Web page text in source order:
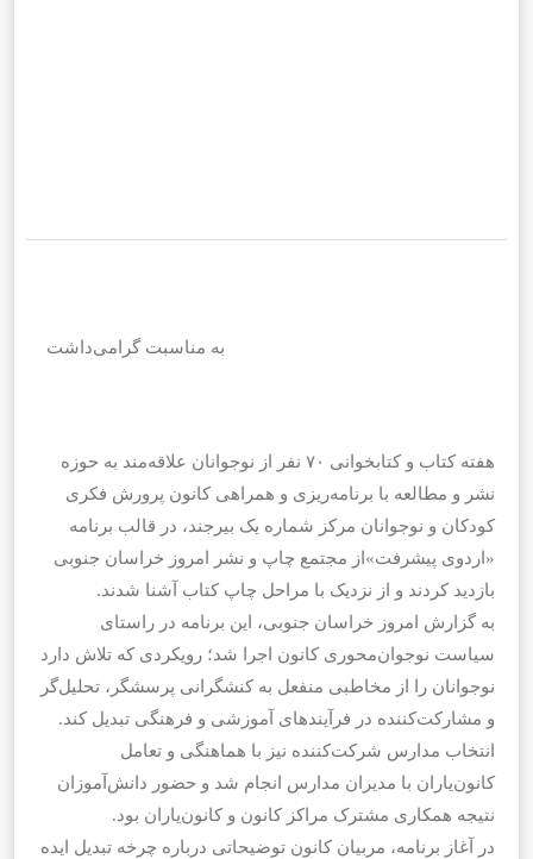
به مناسبت گرامی‌داشت
هفته کتاب و کتابخوانی ۷۰ نفر از نوجوانان علاقه‌مند به حوزه
نشر و مطالعه با برنامه‌ریزی و همراهی کانون پرورش فکری
کودکان و نوجوانان مرکز شماره یک بیرجند، در قالب برنامه
«اردوی پیشرفت»از مجتمع چاپ و نشر امروز خراسان جنوبی
بازدید کردند و از نزدیک با مراحل چاپ کتاب آشنا شدند.
به گزارش امروز خراسان جنوبی، این برنامه در راستای
سیاست نوجوان‌محوری کانون اجرا شد؛ رویکردی که تلاش دارد
نوجوانان را از مخاطبی منفعل به کنشگرانی پرسشگر، تحلیل‌گر
و مشارکت‌کننده در فرآیندهای آموزشی و فرهنگی تبدیل کند.
انتخاب مدارس شرکت‌کننده نیز با هماهنگی و تعامل
کانون‌یاران با مدیران مدارس انجام شد و حضور دانش‌آموزان
نتیجه همکاری مشترک مراکز کانون و کانون‌یاران بود.
در آغاز برنامه، مربیان کانون توضیحاتی درباره چرخه تبدیل ایده